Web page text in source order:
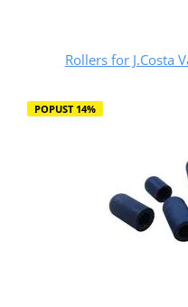
Rollers for J.Costa
POPUST 14%